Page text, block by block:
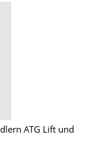
ATG Lift und